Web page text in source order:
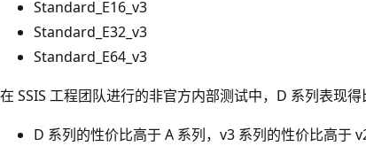
Standard_E16_v3
Standard_E32_v3
Standard_E64_v3
在 SSIS 工程团队进行的非官方内部测试中，D 系列表现得
D 系列的性价比高于 A 系列，v3 系列的性价比高于